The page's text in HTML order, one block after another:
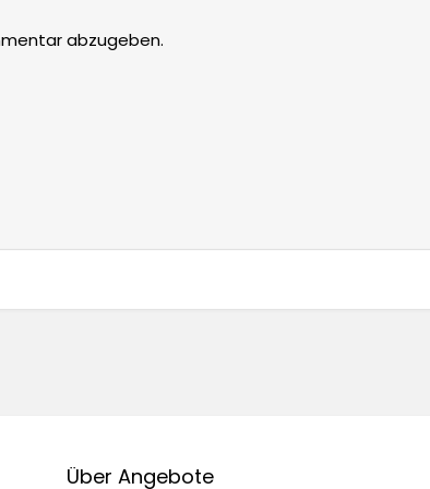
abzugeben.
Über Angebote